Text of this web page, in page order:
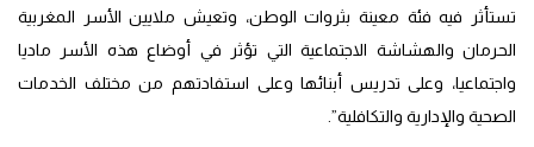
تستأثر فيه فئة معينة بثروات الوطن، وتعيش ملايين الأسر المغربية
الحرمان والهشاشة الاجتماعية التي تؤثر في أوضاع هذه الأسر ماديا
واجتماعيا، وعلى تدريس أبنائها وعلى استفادتهم من مختلف الخدمات
الصحية والإدارية والتكافلية”.